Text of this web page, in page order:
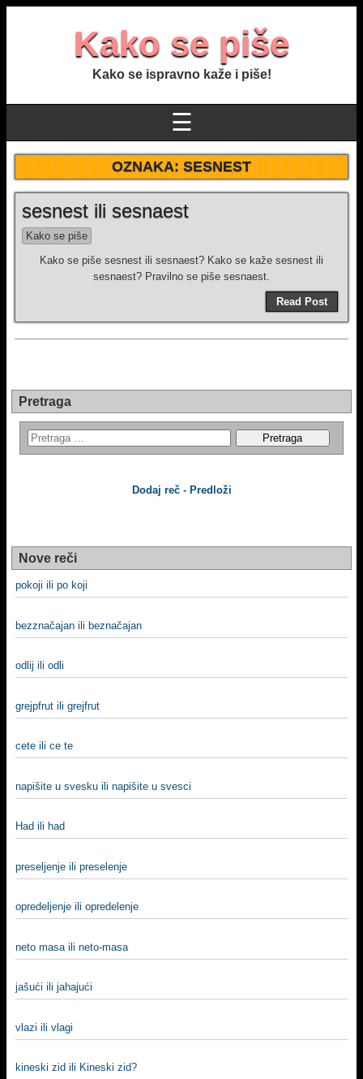
Kako se piše
Kako se ispravno kaže i piše!
☰
OZNAKA:SESNEST
sesnest ili sesnaest
Kako se piše
Kako se piše sesnest ili sesnaest? Kako se kaže sesnest ili
sesnaest? Pravilno se piše sesnaest.
Read Post
Pretraga
Dodaj reč - Predloži
Nove reči
pokoji ili po koji
bezznačajan ili beznačajan
odlij ili odli
grejpfrut ili grejfrut
cete ili ce te
napišite u svesku ili napišite u svesci
Had ili had
preseljenje ili preselenje
opredeljenje ili opredelenje
neto masa ili neto-masa
jašući ili jahajući
vlazi ili vlagi
kineski zid ili Kineski zid?